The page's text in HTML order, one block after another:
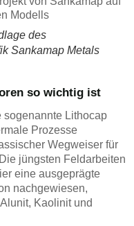
des
Sankamap Metals
so wichtig ist
sogenannte Lithocap
Prozesse
Wegweiser für
jüngsten Feldarbeiten
eine ausgeprägte
nachgewiesen,
Kaolinit und